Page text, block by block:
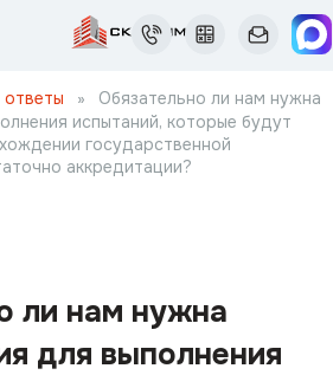
»
Обязательно ли нам нужна
испытаний, которые будут
государственной
аккредитации?
ли нам нужна
для выполнения